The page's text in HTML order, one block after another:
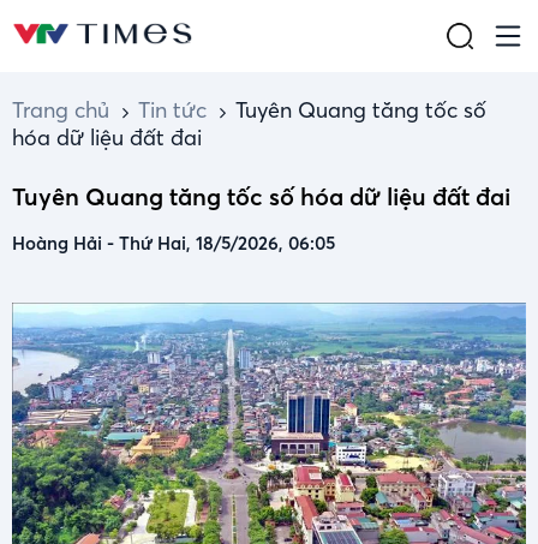
Trang chủ Tin tức
Tuyên Quang tăng tốc số
hóa dữ liệu đất đai
Tuyên Quang tăng tốc số hóa dữ liệu đất đai
Hoàng Hải - Thứ Hai, 18/5/2026, 06:05